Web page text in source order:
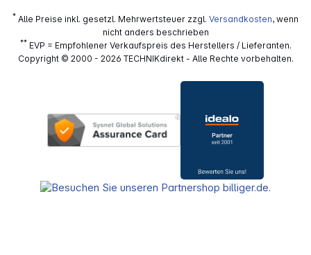
* Alle Preise inkl. gesetzl. Mehrwertsteuer zzgl. Versandkosten, wenn
nicht anders beschrieben
**EVP = Empfohlener Verkaufspreis des Herstellers / Lieferanten.
Copyright © 2000 - 2026 TECHNIKdirekt - Alle Rechte vorbehalten.